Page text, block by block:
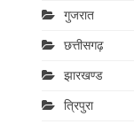
गुजरात
छत्तीसगढ़
झारखण्ड
त्रिपुरा